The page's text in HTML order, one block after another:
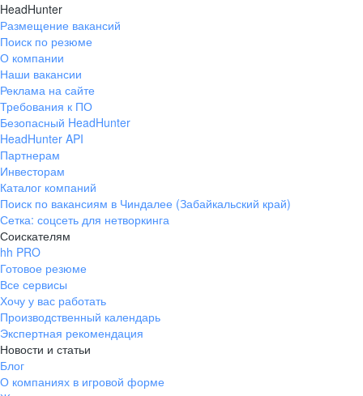
HeadHunter
Размещение вакансий
Поиск по резюме
О компании
Наши вакансии
Реклама на сайте
Требования к ПО
Безопасный HeadHunter
HeadHunter API
Партнерам
Инвесторам
Каталог компаний
Поиск по вакансиям в Чиндалее (Забайкальский край)
Сетка: соцсеть для нетворкинга
Соискателям
hh PRO
Готовое резюме
Все сервисы
Хочу у вас работать
Производственный календарь
Экспертная рекомендация
Новости и статьи
Блог
О компаниях в игровой форме